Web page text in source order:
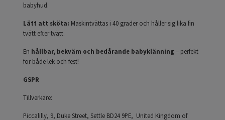
babyhud.
Lätt att sköta: Maskintvättas i 40 grader och håller sig lika fin
tvätt efter tvätt.
En hållbar, bekväm och bedårande babyklänning – perfekt
för både lek och fest!
GSPR
Tillverkare:
Piccalilly, 9, Duke Street, Settle BD24 9PE, United Kingdom of